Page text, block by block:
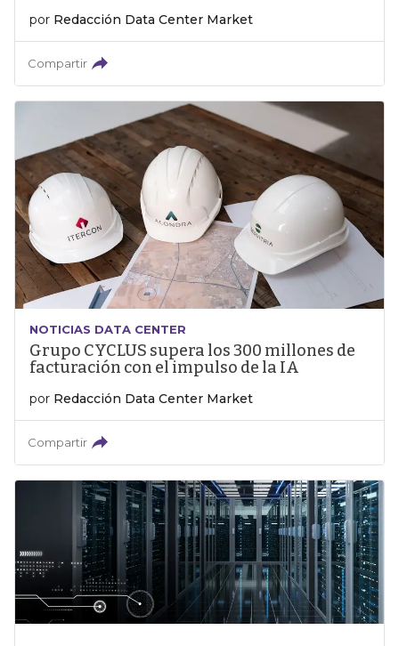
por Redacción Data Center Market
Compartir
NOTICIAS DATA CENTER
Grupo CYCLUS supera los 300 millones de
facturación con el impulso de la IA
por Redacción Data Center Market
Compartir